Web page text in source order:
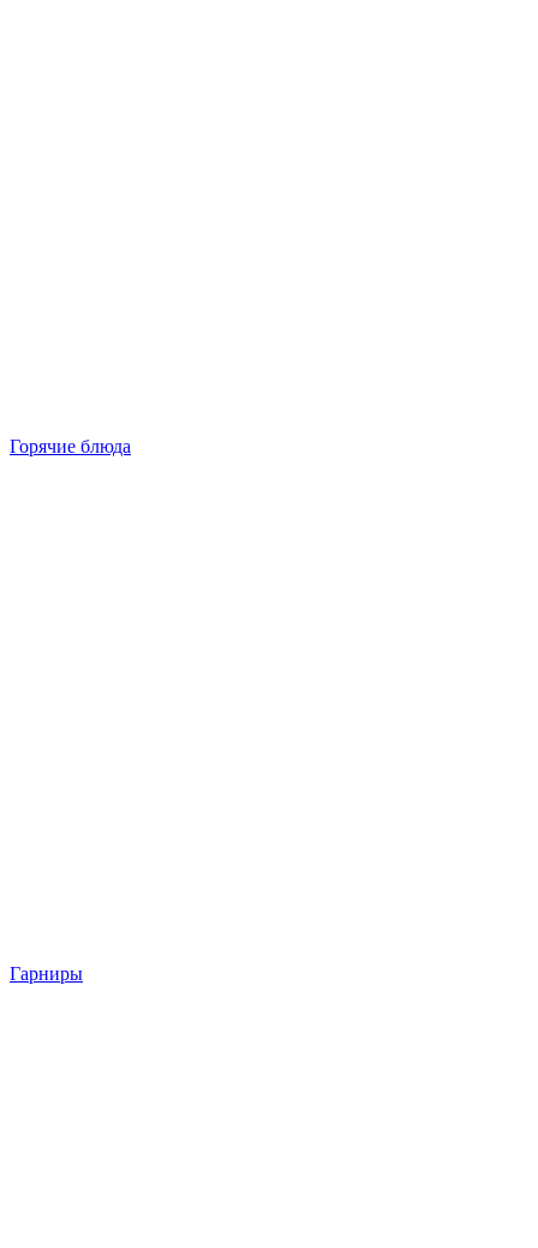
Горячие блюда
Гарниры